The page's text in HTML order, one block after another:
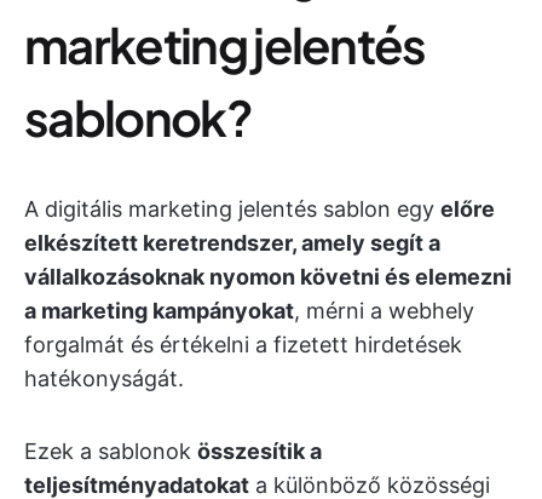
marketing jelentés
sablonok?
A digitális marketing jelentés sablon egy előre
elkészített keretrendszer, amely segít a
vállalkozásoknak nyomon követni és elemezni
a marketing kampányokat, mérni a webhely
forgalmát és értékelni a fizetett hirdetések
hatékonyságát.
Ezek a sablonok összesítik a
teljesítményadatokat a különböző közösségi